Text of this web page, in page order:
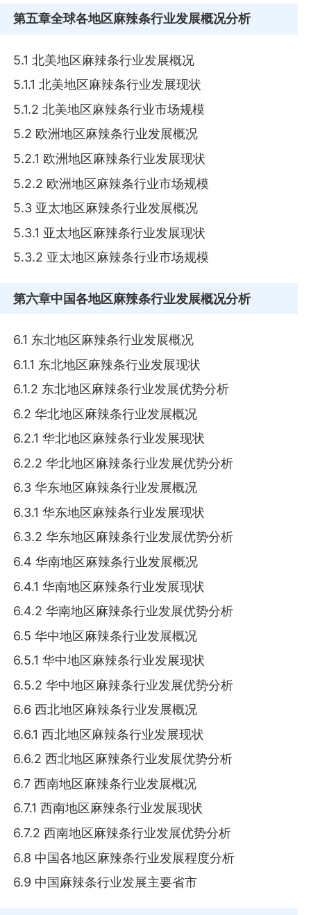
第五章全球各地区麻辣条行业发展概况分析
5.1 北美地区麻辣条行业发展概况
5.1.1 北美地区麻辣条行业发展现状
5.1.2 北美地区麻辣条行业市场规模
5.2 欧洲地区麻辣条行业发展概况
5.2.1 欧洲地区麻辣条行业发展现状
5.2.2 欧洲地区麻辣条行业市场规模
5.3 亚太地区麻辣条行业发展概况
5.3.1 亚太地区麻辣条行业发展现状
5.3.2 亚太地区麻辣条行业市场规模
第六章中国各地区麻辣条行业发展概况分析
6.1 东北地区麻辣条行业发展概况
6.1.1 东北地区麻辣条行业发展现状
6.1.2 东北地区麻辣条行业发展优势分析
6.2 华北地区麻辣条行业发展概况
6.2.1 华北地区麻辣条行业发展现状
6.2.2 华北地区麻辣条行业发展优势分析
6.3 华东地区麻辣条行业发展概况
6.3.1 华东地区麻辣条行业发展现状
6.3.2 华东地区麻辣条行业发展优势分析
6.4 华南地区麻辣条行业发展概况
6.4.1 华南地区麻辣条行业发展现状
6.4.2 华南地区麻辣条行业发展优势分析
6.5 华中地区麻辣条行业发展概况
6.5.1 华中地区麻辣条行业发展现状
6.5.2 华中地区麻辣条行业发展优势分析
6.6 西北地区麻辣条行业发展概况
6.6.1 西北地区麻辣条行业发展现状
6.6.2 西北地区麻辣条行业发展优势分析
6.7 西南地区麻辣条行业发展概况
6.7.1 西南地区麻辣条行业发展现状
6.7.2 西南地区麻辣条行业发展优势分析
6.8 中国各地区麻辣条行业发展程度分析
6.9 中国麻辣条行业发展主要省市